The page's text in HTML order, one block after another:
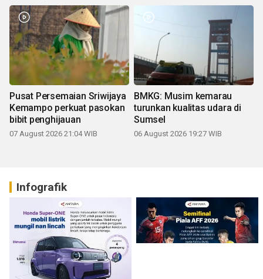
Pusat Persemaian Sriwijaya
Kemampo perkuat pasokan
bibit penghijauan
07 August 2026 21:04 WIB
BMKG: Musim kemarau
turunkan kualitas udara di
Sumsel
06 August 2026 19:27 WIB
Infografik